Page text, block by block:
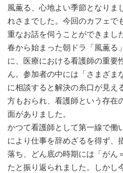
病院病院長 森山俊男先生のフル
2016.12.18
12月のまちなかメディカルカフ
しみに！
2016.11.26
関連催し物：「歌の会」が 11／
催されます。場所はがんセンター
2016.11.10
READYFORにご寄付下さった方
風薫る、心地よい季節となりま
れさまでした。今回のカフェで
重なお話を伺うことができまし
春から始まった朝ドラ「風薫る
に、医療における看護師の重要
ん。参加者の中には「さまざま
に相談すると解決の糸口が見え
方もおられ、看護師という存在
面がありました。
かつて看護師として第一線で働
により仕事を辞めざるを得ず、
落ち、どん底の時期には「がん
たと振り返られました。しかし